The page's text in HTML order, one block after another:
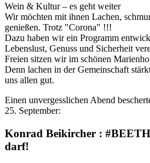
Wein & Kultur – es geht weiter
Wir möchten mit ihnen Lachen,
genießen. Trotz "Corona" !!!
Dazu haben wir ein Programm
Lebenslust, Genuss und Sicherheit
Freien sitzen wir im schönen
Denn lachen in der Gemeinschaft
uns allen gut.
Einen unvergesslichen Abend
25. September:
Konrad Beikircher :
darf!